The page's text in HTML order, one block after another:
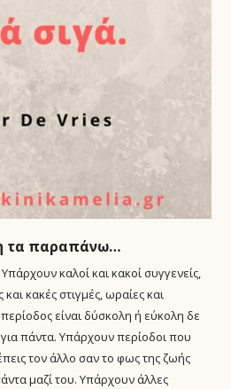
τα παραπάνω…
καλοί και κακοί συγγενείς,
και κακές στιγμές, ωραίες και
είναι δύσκολη ή εύκολη δε
για πάντα. Υπάρχουν περίοδοι που
τον άλλο σαν το φως της ζωής
μαζί του. Υπάρχουν άλλες